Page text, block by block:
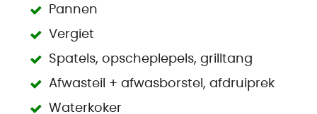
Pannen
Vergiet
Spatels, opscheplepels, grilltang
Afwasteil + afwasborstel, afdruiprek
Waterkoker